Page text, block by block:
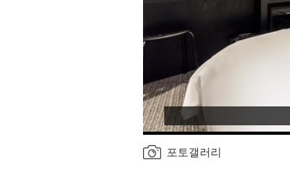
포토갤러리